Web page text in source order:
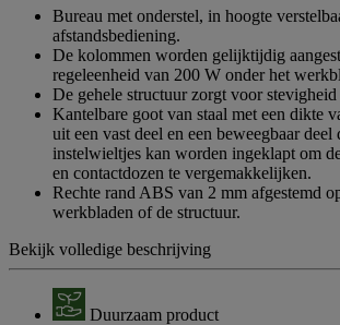
Bureau met onderstel, in hoogte
afstandsbediening.
De kolommen worden gelijktijdig
regeleenheid van 200 W onder het
De gehele structuur zorgt voor
Kantelbare goot van staal met een dikte
uit een vast deel en een beweegbaar deel
instelwieltjes kan worden ingeklapt om
en contactdozen te vergemakkelijken.
Rechte rand ABS van 2 mm afgestemd
werkbladen of de structuur.
Bekijk volledige beschrijving
Duurzaam product